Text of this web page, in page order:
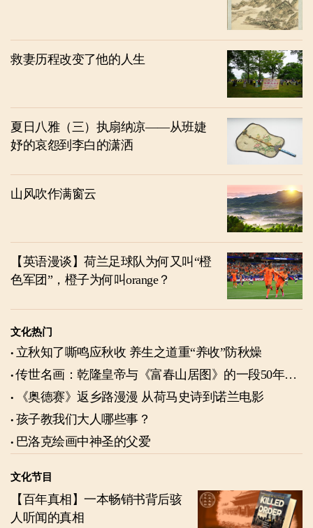
救妻历程改变了他的人生
夏日八雅（三）执扇纳凉——从班婕
妤的哀怨到李白的潇洒
山风吹作满窗云
【英语漫谈】荷兰足球队为何又叫“橙
色军团”，橙子为何叫orange？
文化热门
立秋知了嘶鸣应秋收 养生之道重“养收”防秋燥
传世名画：乾隆皇帝与《富春山居图》的一段50年奇
缘 《奥德赛》返乡路漫漫 从荷马史诗到诺兰电影
孩子教我们大人哪些事？
巴洛克绘画中神圣的父爱
文化节目
【百年真相】一本畅销书背后骇
人听闻的真相